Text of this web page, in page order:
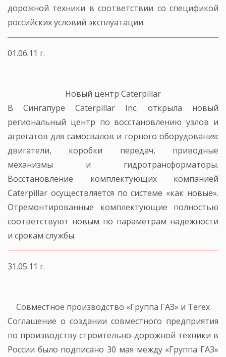
дорожной техники в соответствии со спецификой
российских условий эксплуатации.
01.06.11 г.
Новый центр Caterpillar
В Сингапуре Caterpillar Inc. открыла новый
региональный центр по восстановлению узлов и
агрегатов для самосвалов и горного оборудования:
двигатели, коробки передач, приводные
механизмы и гидротрансформаторы.
Восстановление комплектующих компанией
Caterpillar осуществляется по системе «как новые».
Отремонтированные комплектующие полностью
соответствуют новым по параметрам надежности
и срокам службы.
31.05.11 г.
Совместное производство «Группа ГАЗ» и Terex
Соглашение о создании совместного предприятия
по производству строительно-дорожной техники в
России было подписано 30 мая между «Группа ГАЗ»